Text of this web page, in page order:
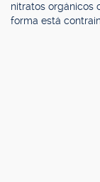
nitratos orgánicos
forma está